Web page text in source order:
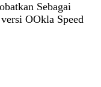
Sebagai
OOkla Speed